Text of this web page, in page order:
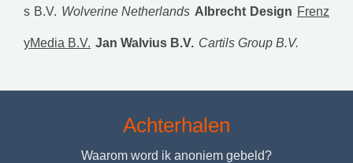
s B.V. Wolverine Netherlands Albrecht Design Frenz
yMedia B.V. Jan Walvius B.V. Cartils Group B.V.
Achterhalen
Waarom word ik anoniem gebeld?